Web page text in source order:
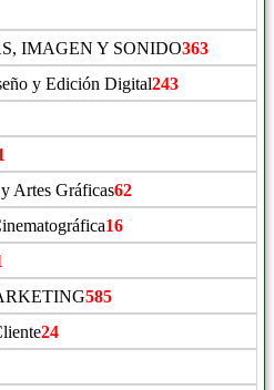
IMAGEN Y SONIDO363
y Edición Digital243
Artes Gráficas62
16
585
24